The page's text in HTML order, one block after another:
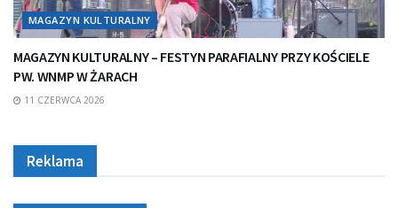
MAGAZYN KULTURALNY
MAGAZYN KULTURALNY – FESTYN PARAFIALNY PRZY KOŚCIELE
PW. WNMP W ŻARACH
11 CZERWCA 2026
Reklama